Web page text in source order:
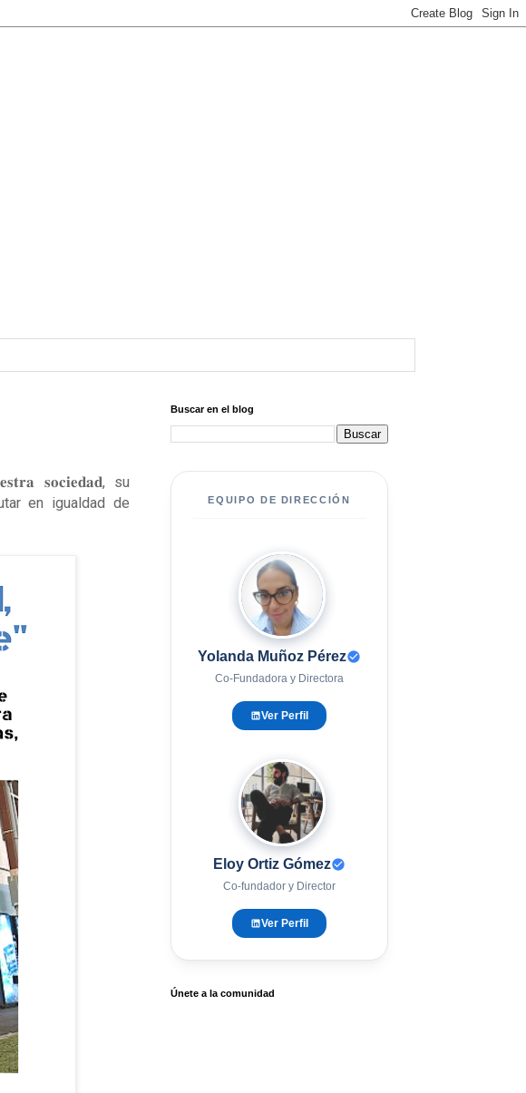
𝐬𝐨𝐜𝐢𝐞𝐝𝐚𝐝, su
en igualdad de
Buscar en el blog
EQUIPO DE DIRECCIÓN
YM
Yolanda Muñoz Pérez
Co-Fundadora y Directora
Ver Perfil
EG
Eloy Ortiz Gómez
Co-fundador y Director
Ver Perfil
Únete a la comunidad